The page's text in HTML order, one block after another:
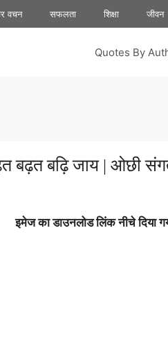
वचन सफलता शिक्षा जीवन
Quotes By
बढ़त बढ़ि जाय | ओछी
इमेज का डाउनलोड लिंक नीचे दिया